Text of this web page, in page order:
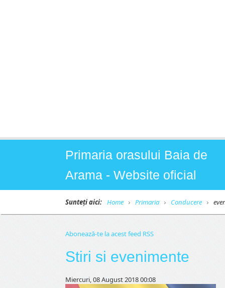
Primaria orasului Baia de
Arama - Website oficial
Sunteți aici: Home Primaria Conducere
Abonează-te la acest feed RSS
Stiri si evenimente
Miercuri, 08 August 2018 00:08